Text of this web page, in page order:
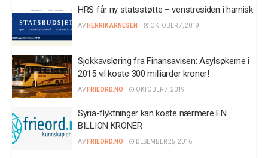
HRS får ny statsstøtte – venstresiden i harnisk
AV HENRIK ARNESEN OKTOBER 7, 2019
Sjokkavsløring fra Finansavisen: Asylsøkerne i
2015 vil koste 300 milliarder kroner!
AV FRIEORD.NO OKTOBER 7, 2019
Syria-flyktninger kan koste nærmere EN
BILLION KRONER
AV FRIEORD.NO DESEMBER 25, 2016